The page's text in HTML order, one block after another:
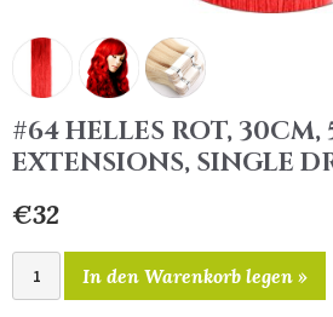
#64 HELLES ROT, 30CM,
EXTENSIONS, SINGLE
€32
In den Warenkorb legen »